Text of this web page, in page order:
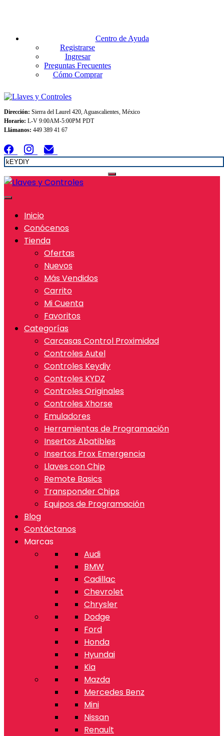
Centro de Ayuda
Registrarse
Ingresar
Preguntas Frecuentes
Cómo Comprar
Dirección: Sierra del Laurel 420, Aguascalientes, México
Horario: L-V 9:00AM-5:00PM PDT
Llámanos: 449 389 41 67
Inicio
Conócenos
Tienda
Ofertas
Nuevos
Más Vendidos
Carrito
Mi Cuenta
Favoritos
Categorías
Carcasas Control Proximidad
Controles Autel
Controles Keydiy
Controles KYDZ
Controles Originales
Controles Xhorse
Emuladores
Herramientas de Programación
Insertos Abatibles
Insertos Prox Emergencia
Llaves con Chip
Remote Basics
Transponder Chips
Equipos de Programación
Blog
Contáctanos
Marcas
Audi
BMW
Cadillac
Chevrolet
Chrysler
Dodge
Ford
Honda
Hyundai
Kia
Mazda
Mercedes Benz
Mini
Nissan
Renault